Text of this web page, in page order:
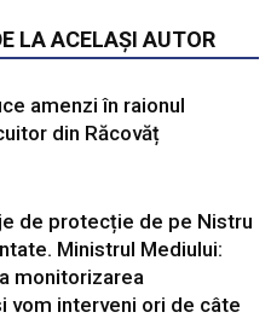
LA ACELAȘI AUTOR
amenzi în raionul
din Răcovăț
de protecție de pe Nistru
Ministrul Mediului:
monitorizarea
vom interveni ori de câte